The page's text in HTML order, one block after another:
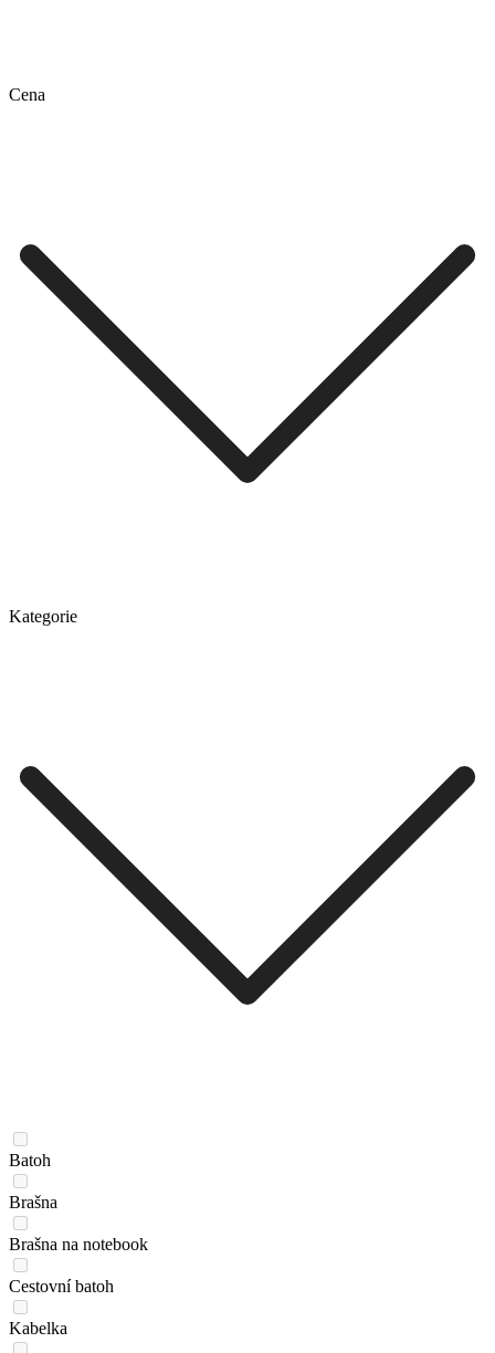
Cena
Kategorie
Batoh
Brašna
Brašna na notebook
Cestovní batoh
Kabelka